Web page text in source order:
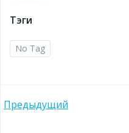
Тэги
No Tag
Навигация
Предыдущий